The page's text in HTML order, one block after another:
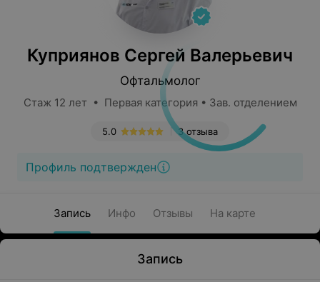
Куприянов Сергей Валерьевич
Офтальмолог
Стаж 12 лет • Первая категория • Зав. отделением
3 отзыва
5.0
Профиль подтвержден
Запись Инфо Отзывы На карте
Запись